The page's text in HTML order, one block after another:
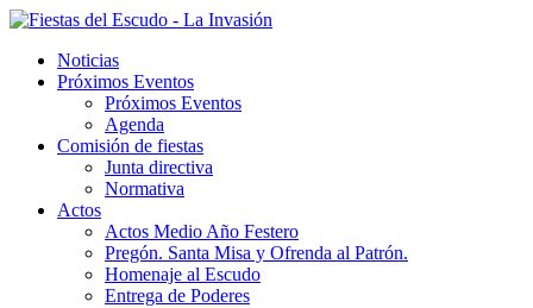
Noticias
Próximos Eventos
Próximos Eventos
Agenda
Comisión de fiestas
Junta directiva
Normativa
Actos
Actos Medio Año Festero
Pregón. Santa Misa y Ofrenda al Patrón.
Homenaje al Escudo
Entrega de Poderes